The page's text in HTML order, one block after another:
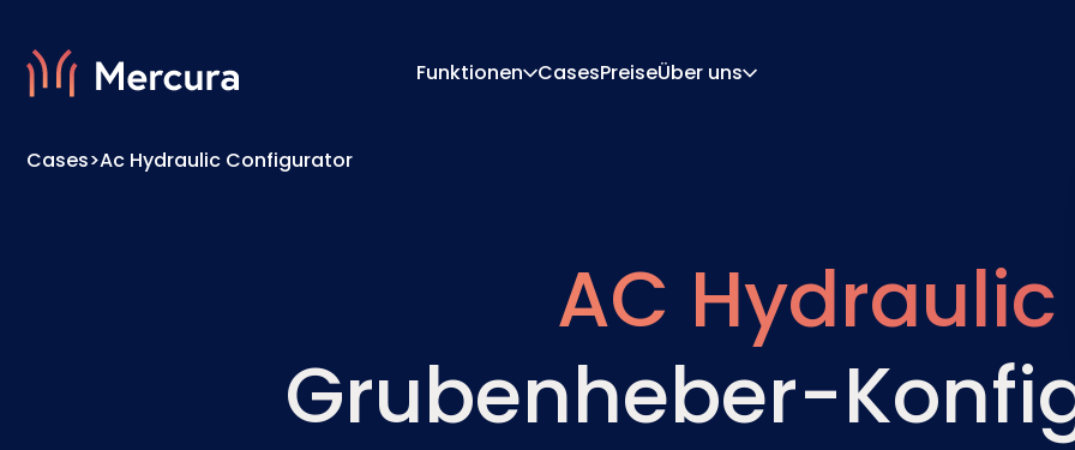
Funktionen CasesPreiseÜber uns
Kontakt Partner
Cases>Ac Hydraulic Configurator
AC Hydraulic
Grubenheber-